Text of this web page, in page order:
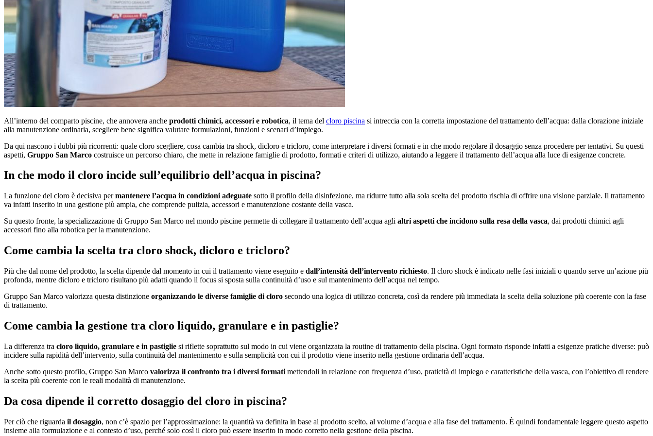
All’interno del comparto piscine, che annovera anche prodotti chimici, accessori e robotica, il tema del cloro piscina si intreccia con la corretta impostazione del trattamento dell’acqua: dalla clorazione iniziale
alla manutenzione ordinaria, scegliere bene significa valutare formulazioni, funzioni e scenari d’impiego.
Da qui nascono i dubbi più ricorrenti: quale cloro scegliere, cosa cambia tra shock, dicloro e tricloro, come interpretare i diversi formati e in che modo regolare il dosaggio senza procedere per tentativi. Su questi
aspetti, Gruppo San Marco costruisce un percorso chiaro, che mette in relazione famiglie di prodotto, formati e criteri di utilizzo, aiutando a leggere il trattamento dell’acqua alla luce di esigenze concrete.
In che modo il cloro incide sull’equilibrio dell’acqua in piscina?
La funzione del cloro è decisiva permantenere l’acqua in condizioni adeguate sotto il profilo della disinfezione, ma ridurre tutto alla sola scelta del prodotto rischia di offrire una visione parziale. Il trattamento
va infatti inserito in una gestione più ampia, che comprende pulizia, accessori e manutenzione costante della vasca.
Su questo fronte, la specializzazione di Gruppo San Marco nel mondo piscine permette di collegare il trattamento dell’acqua agli altri aspetti che incidono sulla resa della vasca, dai prodotti chimici agli
accessori fino alla robotica per la manutenzione.
Come cambia la scelta tra cloro shock, dicloro e tricloro?
Più che dal nome del prodotto, la scelta dipende dal momento in cui il trattamento viene eseguito e dall’intensità dell’intervento richiesto. Il cloro shock è indicato nelle fasi iniziali o quando serve un’azione più
profonda, mentre dicloro e tricloro risultano più adatti quando il focus si sposta sulla continuità d’uso e sul mantenimento dell’acqua nel tempo.
Gruppo San Marco valorizza questa distinzione organizzando le diverse famiglie di cloro secondo una logica di utilizzo concreta, così da rendere più immediata la scelta della soluzione più coerente con la fase
di trattamento.
Come cambia la gestione tra cloro liquido, granulare e in pastiglie?
La differenza tra cloro liquido, granulare e in pastiglie si riflette soprattutto sul modo in cui viene organizzata la routine di trattamento della piscina. Ogni formato risponde infatti a esigenze pratiche diverse: può
incidere sulla rapidità dell’intervento, sulla continuità del mantenimento e sulla semplicità con cui il prodotto viene inserito nella gestione ordinaria dell’acqua.
Anche sotto questo profilo, Gruppo San Marco valorizza il confronto tra i diversi formati mettendoli in relazione con frequenza d’uso, praticità di impiego e caratteristiche della vasca, con l’obiettivo di rendere
la scelta più coerente con le reali modalità di manutenzione.
Da cosa dipende il corretto dosaggio del cloro in piscina?
Per ciò che riguarda il dosaggio, non c’è spazio per l’approssimazione: la quantità va definita in base al prodotto scelto, al volume d’acqua e alla fase del trattamento. È quindi fondamentale leggere questo aspetto
insieme alla formulazione e al contesto d’uso, perché solo così il cloro può essere inserito in modo corretto nella gestione della piscina.